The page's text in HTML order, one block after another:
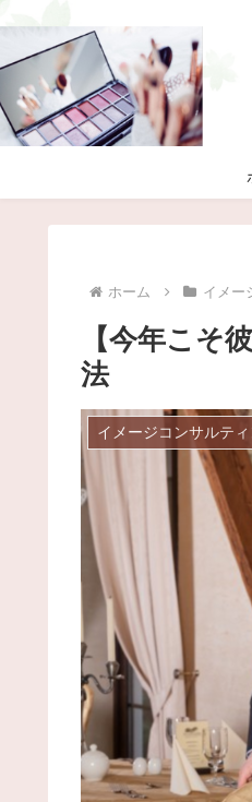
ホーム イメー
【今年こそ
法
イメージコンサルテ